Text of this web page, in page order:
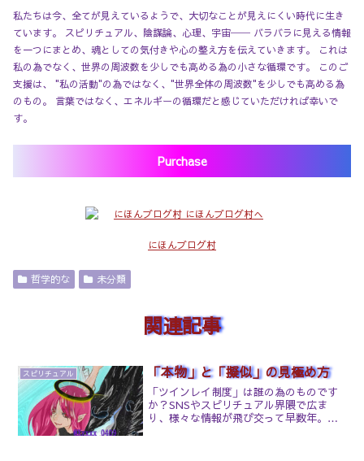
私たちは今、全てが見えているようで、大切なことが見えにくい時代に生き
ています。 スピリチュアル、陰謀論、心理、宇宙── バラバラに見える情報
を一つにまとめ、魂としての気付きや心の整え方を伝えていきます。 これは
私の為でなく、世界の周波数を少しでも高める為の小さな循環です。 このご
支援は、 "私の活動"の為ではなく、"世界全体の周波数"を少しでも高める為
のもの。 言葉ではなく、エネルギーの循環だと感じていただければ幸いで
す。
Purchase
にほんブログ村
哲学的な 未分類
関連記事
スピリチュアル 「本物」と「擬似」の見極め方
「ツインレイ制度」は誰の為のものです
か？SNSやスピリチュアル界隈で広ま
り、様々な情報が飛び交って早数年。て